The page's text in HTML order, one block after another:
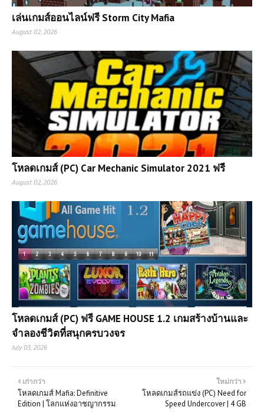
เล่นเกมส์ออนไลน์ฟรี Storm City Mafia
August 02, 2026
โหลดเกมส์ (PC) Car Mechanic Simulator 2021 ฟรี
August 02, 2026
โหลดเกมส์ (PC) ฟรี GAME HOUSE 1.2 เกมสร้างบ้านและ
จำลองชีวิตที่สนุกครบวงจร
July 03, 2026
ใหม่กว่า
โหลดเกมส์รถแข่ง (PC) Need for
Speed Undercover | 4 GB
เก่ากว่า
โหลดเกมส์ Mafia: Definitive
Edition | โลกแห่งอาชญากรรม